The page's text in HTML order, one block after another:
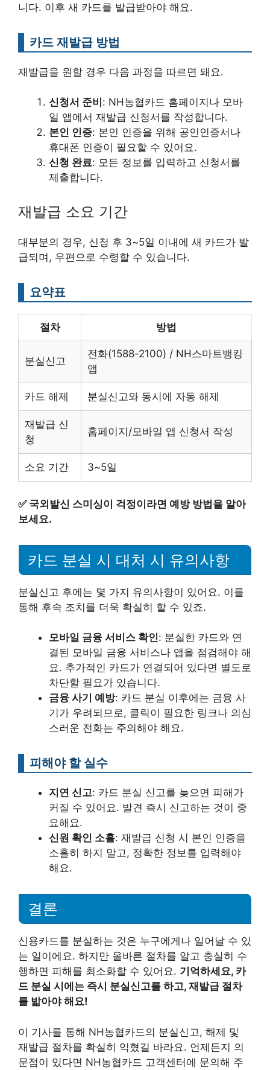
니다. 이후 새 카드를 발급받아야 해요.
카드 재발급 방법
재발급을 원할 경우 다음 과정을 따르면 돼요.
신청서 준비 : NH농협카드 홈페이지나 모바
일 앱에서 재발급 신청서를 작성합니다.
본인 인증: 본인 인증을 위해 공인인증서나
휴대폰 인증이 필요할 수 있어요.
신청 완료: 모든 정보를 입력하고 신청서를
제출합니다.
재발급 소요 기간
대부분의 경우, 신청 후 3~5일 이내에 새 카드가 발
급되며, 우편으로 수령할 수 있습니다.
요약표
절차 방법
분실신고
전화(1588-2100) / NH스마트뱅킹
앱
카드 해제 분실신고와 동시에 자동 해제
재발급 신
청
홈페이지/모바일 앱 신청서 작성
소요 기간 3~5일
✅ 국외발신 스미싱이 걱정이라면 예방 방법을 알아
보세요.
카드 분실 시 대처 시 유의사항
분실신고 후에는 몇 가지 유의사항이 있어요. 이를
통해 후속 조치를 더욱 확실히 할 수 있죠.
모바일 금융 서비스 확인: 분실한 카드와 연
결된 모바일 금융 서비스나 앱을 점검해야 해
요. 추가적인 카드가 연결되어 있다면 별도로
차단할 필요가 있습니다.
금융 사기 예방: 카드 분실 이후에는 금융 사
기가 우려되므로, 클릭이 필요한 링크나 의심
스러운 전화는 주의해야 해요.
피해야 할 실수
지연 신고: 카드 분실 신고를 늦으면 피해가
커질 수 있어요. 발견 즉시 신고하는 것이 중
요해요.
신원 확인 소홀: 재발급 신청 시 본인 인증을
소홀히 하지 말고, 정확한 정보를 입력해야
해요.
결론
신용카드를 분실하는 것은 누구에게나 일어날 수 있
는 일이에요. 하지만 올바른 절차를 알고 충실히 수
행하면 피해를 최소화할 수 있어요. 기억하세요, 카
드 분실 시에는 즉시 분실신고를 하고, 재발급 절차
를 밟아야 해요!
이 기사를 통해 NH농협카드의 분실신고, 해제 및
재발급 절차를 확실히 익혔길 바라요. 언제든지 의
문점이 있다면 NH농협카드 고객센터에 문의해 주